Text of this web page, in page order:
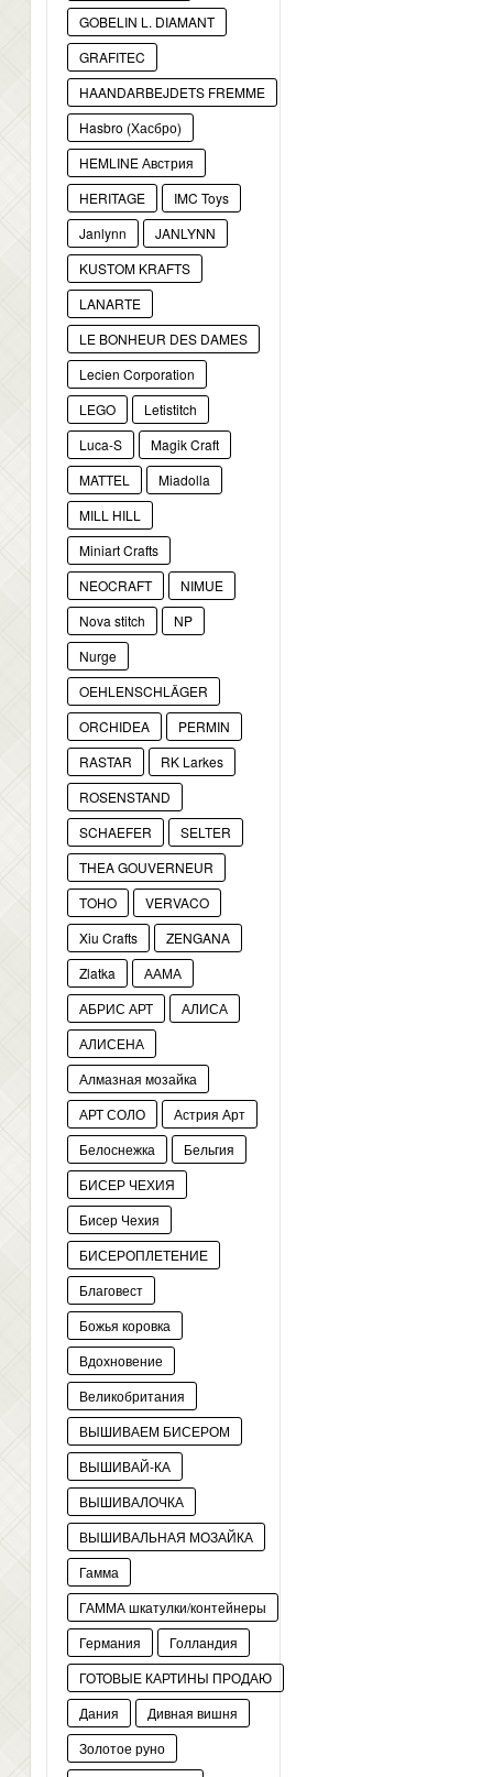
GOBELIN L. DIAMANT
GRAFITEC
HAANDARBEJDETS FREMME
Hasbro (Хасбро)
HEMLINE Австрия
HERITAGE
IMC Toys
Janlynn
JANLYNN
KUSTOM KRAFTS
LANARTE
LE BONHEUR DES DAMES
Lecien Corporation
LEGO
Letistitch
Luca-S
Magik Craft
MATTEL
Miadolla
MILL HILL
Miniart Crafts
NEOCRAFT
NIMUE
Nova stitch
NP
Nurge
OEHLENSCHLÄGER
ORCHIDEA
PERMIN
RASTAR
RK Larkes
ROSENSTAND
SCHAEFER
SELTER
THEA GOUVERNEUR
TOHO
VERVACO
Xiu Crafts
ZENGANA
Zlatka
ААМА
АБРИС АРТ
АЛИСА
АЛИСЕНА
Алмазная мозайка
АРТ СОЛО
Астрия Арт
Белоснежка
Бельгия
БИСЕР ЧЕХИЯ
Бисер Чехия
БИСЕРОПЛЕТЕНИЕ
Благовест
Божья коровка
Вдохновение
Великобритания
ВЫШИВАЕМ БИСЕРОМ
ВЫШИВАЙ-КА
ВЫШИВАЛОЧКА
ВЫШИВАЛЬНАЯ МОЗАЙКА
Гамма
ГАММА шкатулки/контейнеры
Германия
Голландия
ГОТОВЫЕ КАРТИНЫ ПРОДАЮ
Дания
Дивная вишня
Золотое руно